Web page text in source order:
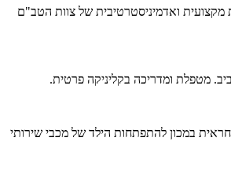
ואדמיניסטרטיבית של צוות הטב"ם
מטפלת ומדריכה בקליניקה פרטית.
במכון להתפתחות הילד של מכבי שירותי